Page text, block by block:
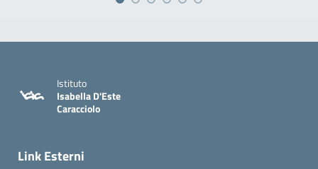
Istituto
Isabella D'Este
Caracciolo
Link Esterni